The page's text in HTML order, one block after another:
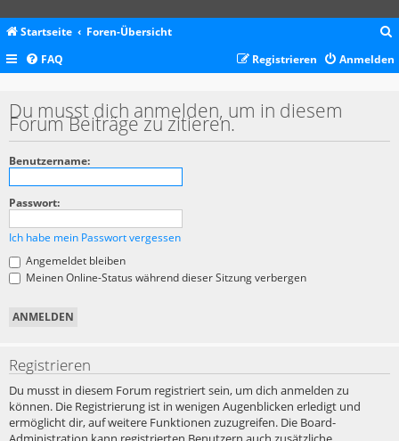
Startseite Foren-Übersicht
c
FAQ Anmelden
Registrieren
Du musst dich anmelden, um in diesem
Forum Beiträge zu zitieren.
Benutzername:
Passwort:
Ich habe mein Passwort vergessen
Angemeldet bleiben
Meinen Online-Status während dieser Sitzung verbergen
Registrieren
Du musst in diesem Forum registriert sein, um dich anmelden zu
können. Die Registrierung ist in wenigen Augenblicken erledigt und
ermöglicht dir, auf weitere Funktionen zuzugreifen. Die Board-